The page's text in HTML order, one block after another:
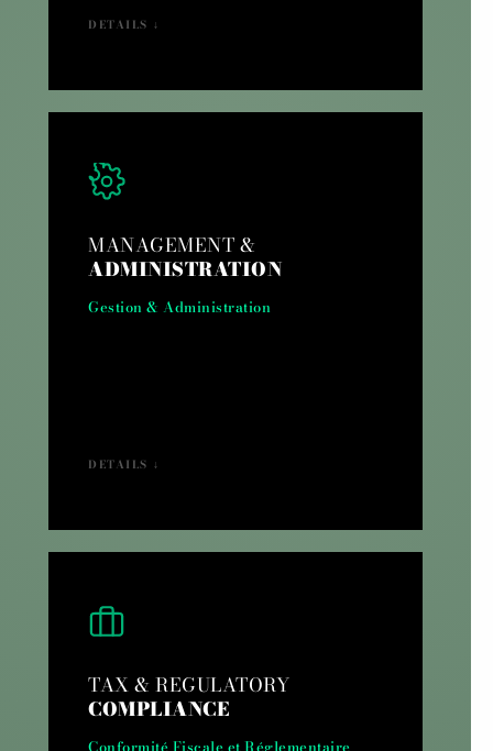
DETAILS ↓
MANAGEMENT &
ADMINISTRATION
Gestion & Administration
DETAILS ↓
TAX & REGULATORY
COMPLIANCE
Conformité Fiscale et Réglementaire